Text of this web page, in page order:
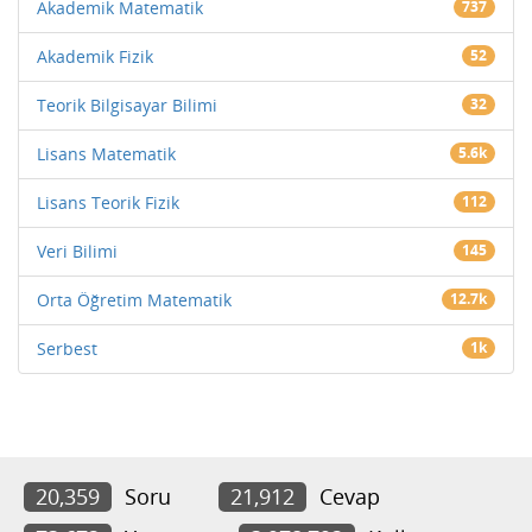
Akademik Matematik 737
Akademik Fizik 52
Teorik Bilgisayar Bilimi 32
Lisans Matematik 5.6k
Lisans Teorik Fizik 112
Veri Bilimi 145
Orta Öğretim Matematik 12.7k
Serbest 1k
20,359 Soru 21,912
Cevap